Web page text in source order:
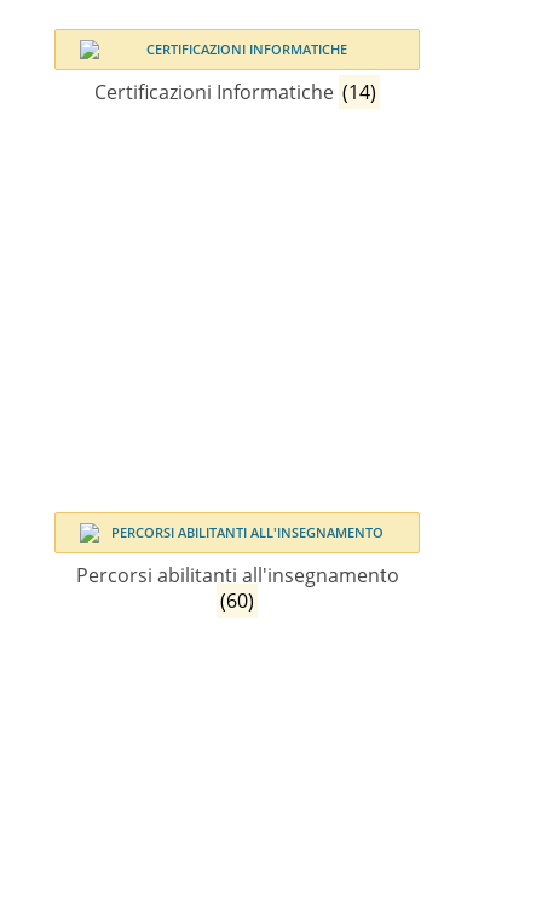
Certificazioni Informatiche (14)
Percorsi abilitanti all'insegnamento
(60)